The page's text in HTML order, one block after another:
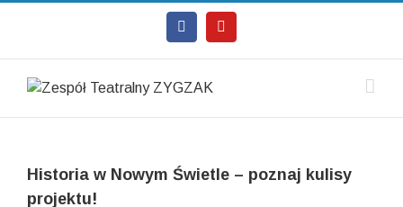
Facebook
Historia w Nowym Świetle – poznaj kulisy
projektu!